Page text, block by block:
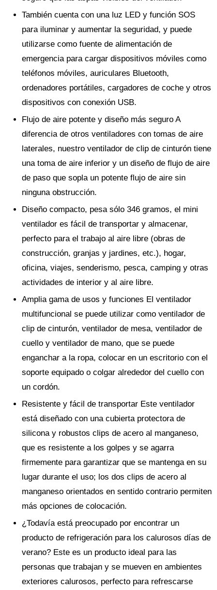
También cuenta con una luz LED y función SOS
para iluminar y aumentar la seguridad, y puede
utilizarse como fuente de alimentación de
emergencia para cargar dispositivos móviles como
teléfonos móviles, auriculares Bluetooth,
ordenadores portátiles, cargadores de coche y otros
dispositivos con conexión USB.
Flujo de aire potente y diseño más seguro A
diferencia de otros ventiladores con tomas de aire
laterales, nuestro ventilador de clip de cinturón tiene
una toma de aire inferior y un diseño de flujo de aire
de paso que sopla un potente flujo de aire sin
ninguna obstrucción.
Diseño compacto, pesa sólo 346 gramos, el mini
ventilador es fácil de transportar y almacenar,
perfecto para el trabajo al aire libre (obras de
construcción, granjas y jardines, etc.), hogar,
oficina, viajes, senderismo, pesca, camping y otras
actividades de interior y al aire libre.
Amplia gama de usos y funciones El ventilador
multifuncional se puede utilizar como ventilador de
clip de cinturón, ventilador de mesa, ventilador de
cuello y ventilador de mano, que se puede
enganchar a la ropa, colocar en un escritorio con el
soporte equipado o colgar alrededor del cuello con
un cordón.
Resistente y fácil de transportar Este ventilador
está diseñado con una cubierta protectora de
silicona y robustos clips de acero al manganeso,
que es resistente a los golpes y se agarra
firmemente para garantizar que se mantenga en su
lugar durante el uso; los dos clips de acero al
manganeso orientados en sentido contrario permiten
más opciones de colocación.
¿Todavía está preocupado por encontrar un
producto de refrigeración para los calurosos días de
verano? Este es un producto ideal para las
personas que trabajan y se mueven en ambientes
exteriores calurosos, perfecto para refrescarse